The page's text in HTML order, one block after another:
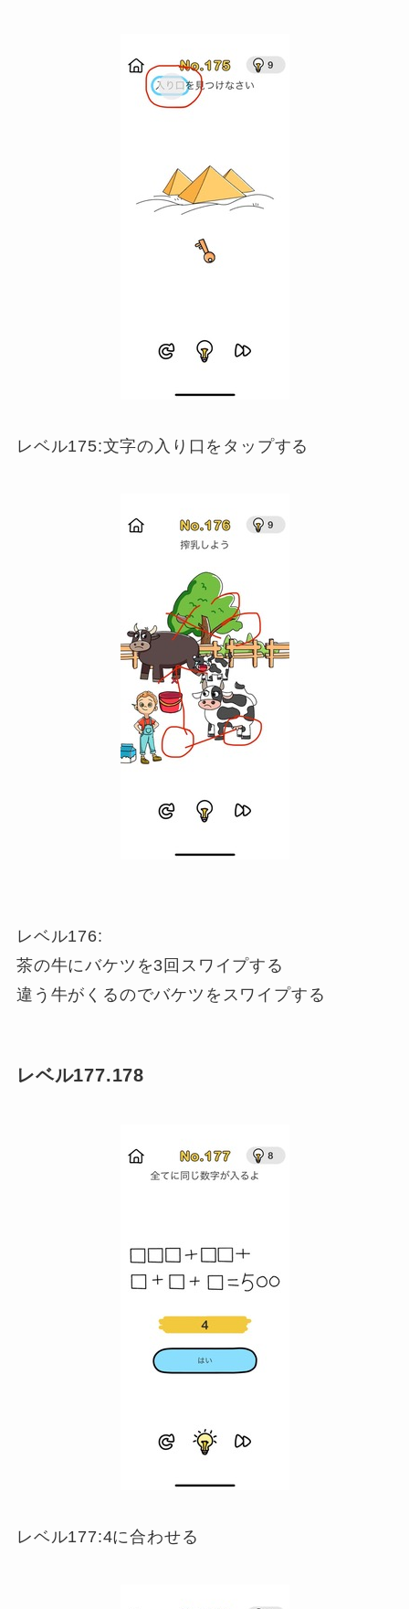
レベル175:文字の入り口をタップする
レベル176:
茶の牛にバケツを3回スワイプする
違う牛がくるのでバケツをスワイプする
レベル177.178
レベル177:4に合わせる